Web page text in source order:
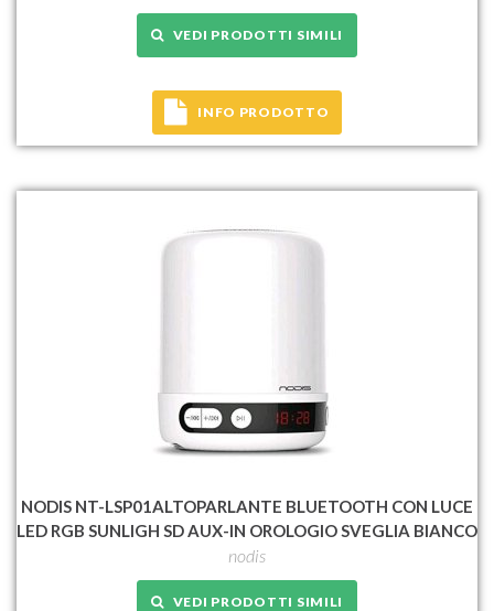
VEDI PRODOTTI SIMILI
INFO PRODOTTO
NODIS NT-LSP01ALTOPARLANTE BLUETOOTH CON LUCE
LED RGB SUNLIGH SD AUX-IN OROLOGIO SVEGLIA BIANCO
nodis
VEDI PRODOTTI SIMILI